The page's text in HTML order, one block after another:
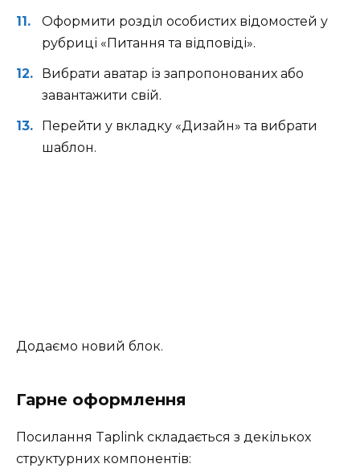
Оформити розділ особистих відомостей у
рубриці «Питання та відповіді».
Вибрати аватар із запропонованих або
завантажити свій.
Перейти у вкладку «Дизайн» та вибрати
шаблон.
Додаємо новий блок.
Гарне оформлення
Посилання Taplink складається з декількох
структурних компонентів: